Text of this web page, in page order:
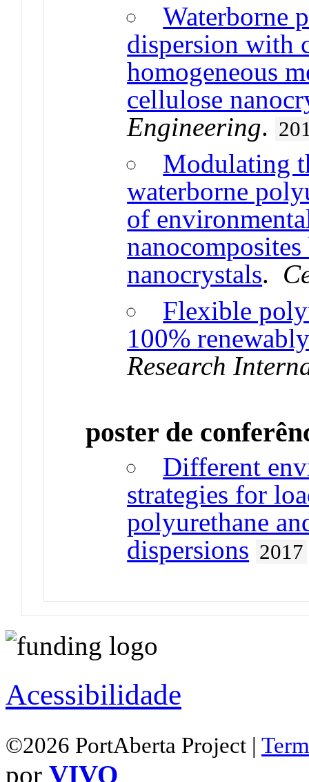
Waterborne
dispersion with
homogeneous
cellulose
Engineering.
Modulating
waterborne
of
nanocrystals.
Flexible
100%
Research
poster de
Different
strategies for
polyurethane
dispersions 2017
Acessibilidade
©2026 PortAberta Project |
por VIVO